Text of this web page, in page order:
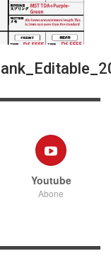
Youtube
Abone